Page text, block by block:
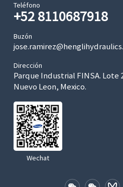
Teléfono
+52 8110687918
Buzón
Dirección
Parque Industrial FINSA. Lote
Nuevo Leon, Mexico.
Wechat